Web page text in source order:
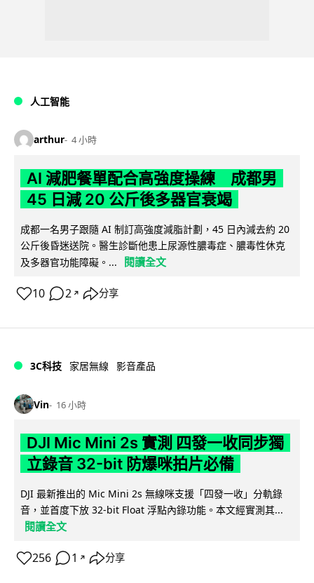
人工智能
arthur 4 小時
AI 減肥餐單配合高強度操練 成都男
45 日減 20 公斤後多器官衰竭
成都一名男子跟隨 AI 制訂高強度減脂計劃，45 日內減去約 20
公斤後昏迷送院。醫生診斷他患上尿源性膿毒症、膿毒性休克
及多器官功能障礙。...
閱讀全文
10 2 ↗ 分享
3C科技 家居無線 影音產品
Vin 16 小時
DJI Mic Mini 2s 實測 四發一收同步獨
立錄音 32-bit 防爆咪拍片必備
DJI 最新推出的 Mic Mini 2s 無線咪支援「四發一收」分軌錄
音，並首度下放 32-bit Float 浮點內錄功能。本文經實測其...
閱讀全文
256 1 ↗ 分享